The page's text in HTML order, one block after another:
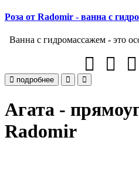
Роза от Radomir - ванна с
Ванна с гидромассажем - это
подробнее
Агата -
Radomir